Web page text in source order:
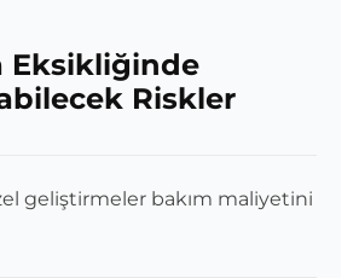
Eksikliğinde
Riskler
geliştirmeler bakım maliyetini